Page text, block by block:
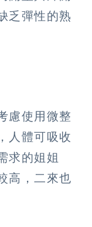
乏彈性的熟
慮使用微整
人體可吸收
求的姐姐
高，二來也